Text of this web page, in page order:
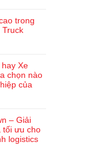
trong
Truck
Xe
chọn nào
của
– Giải
tối ưu cho
logistics